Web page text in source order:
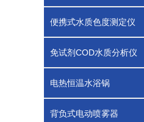
便携式水质色度测定仪
免试剂COD水质分析仪
电热恒温水浴锅
背负式电动喷雾器